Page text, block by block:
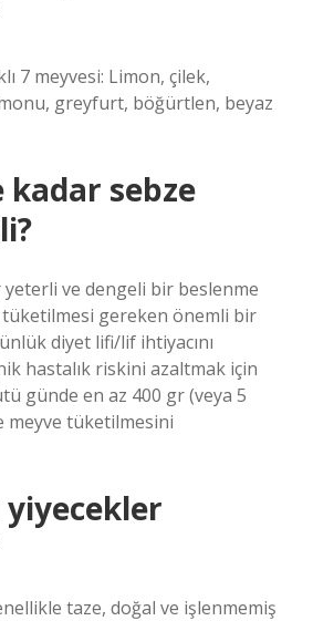
7 meyvesi: Limon, çilek,
greyfurt, böğürtlen, beyaz
kadar sebze
yeterli ve dengeli bir beslenme
gereken önemli bir
diyet lifi/lif ihtiyacını
hastalık riskini azaltmak için
günde en az 400 gr (veya 5
meyve tüketilmesini
yiyecekler
taze, doğal ve işlenmemiş